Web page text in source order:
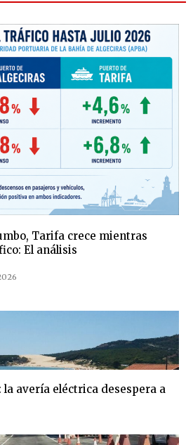
Tarifa crece mientras
El análisis
la avería eléctrica desespera a